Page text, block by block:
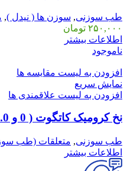
طب سوزنی, سوزن ها ( نیدل ),
۲۵۰,۰۰۰ تومان
اطلاعات بیشتر
ناموجود
افزودن به لیست مقایسه ها
نمایش سریع
افزودن به لیست علاقمندی ها
نخ کرومیک کاتگوت ( 0 و 2.0 )
طب سوزنی, متعلقات (طب
اطلاعات بیشتر